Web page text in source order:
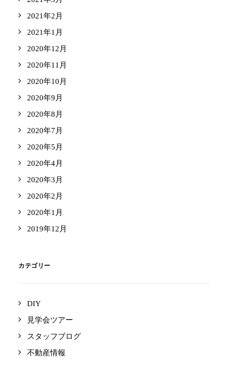
2021年2月
2021年1月
2020年12月
2020年11月
2020年10月
2020年9月
2020年8月
2020年7月
2020年5月
2020年4月
2020年3月
2020年2月
2020年1月
2019年12月
カテゴリー
DIY
見学会ツアー
スタッフブログ
不動産情報